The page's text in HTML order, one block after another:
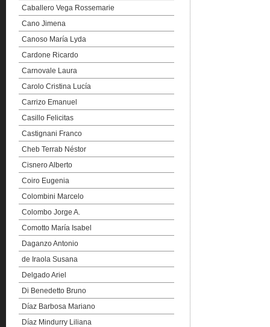
Caballero Vega Rossemarie
Cano Jimena
Canoso María Lyda
Cardone Ricardo
Carnovale Laura
Carolo Cristina Lucía
Carrizo Emanuel
Casillo Felicitas
Castignani Franco
Cheb Terrab Néstor
Cisnero Alberto
Coiro Eugenia
Colombini Marcelo
Colombo Jorge A.
Comotto María Isabel
Daganzo Antonio
de Iraola Susana
Delgado Ariel
Di Benedetto Bruno
Díaz Barbosa Mariano
Díaz Mindurry Liliana